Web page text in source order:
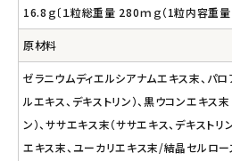
16.8ｇ〔１粒総重量 280ｍｇ（1粒内容重
原材料
ゼラニウムディエルシアナムエキス末、パロ
ルエキス、デキストリン）、黒ウコンエキス
ン）、ササエキス末（ササエキス、デキストリ
エキス末、ユーカリエキス末/結晶セルロー